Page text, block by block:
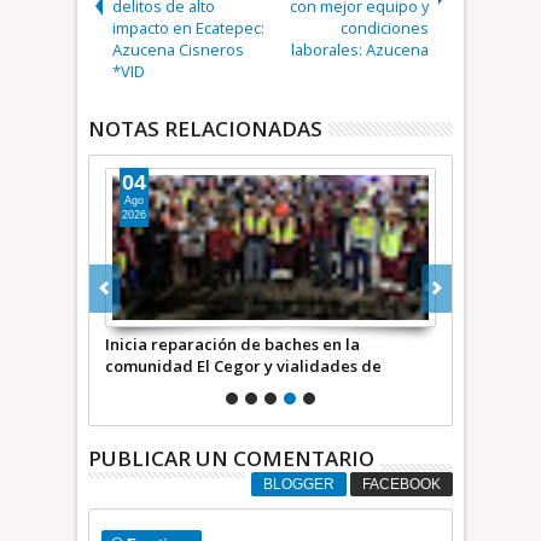
delitos de alto
impacto en Ecatepec:
Azucena Cisneros
*VID
con mejor equipo y
condiciones
laborales: Azucena
NOTAS RELACIONADAS
Inicia reparación de baches en la
comunidad El Cegor y vialidades de
Ecatepec +Video INFORMATIVA
04
Ago
2026
PUBLICAR UN COMENTARIO
BLOGGER FACEBOOK